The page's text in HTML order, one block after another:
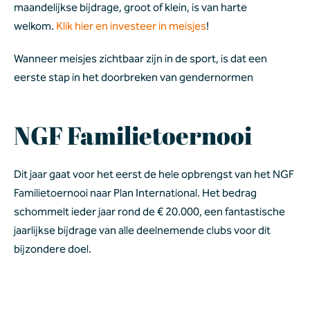
maandelijkse bijdrage, groot of klein, is van harte
welkom. Klik hier en investeer in meisjes!
Wanneer meisjes zichtbaar zijn in de sport, is dat een
eerste stap in het doorbreken van gendernormen
NGF Familietoernooi
Dit jaar gaat voor het eerst de hele opbrengst van het NGF
Familietoernooi naar Plan International. Het bedrag
schommelt ieder jaar rond de € 20.000, een fantastische
jaarlijkse bijdrage van alle deelnemende clubs voor dit
bijzondere doel.